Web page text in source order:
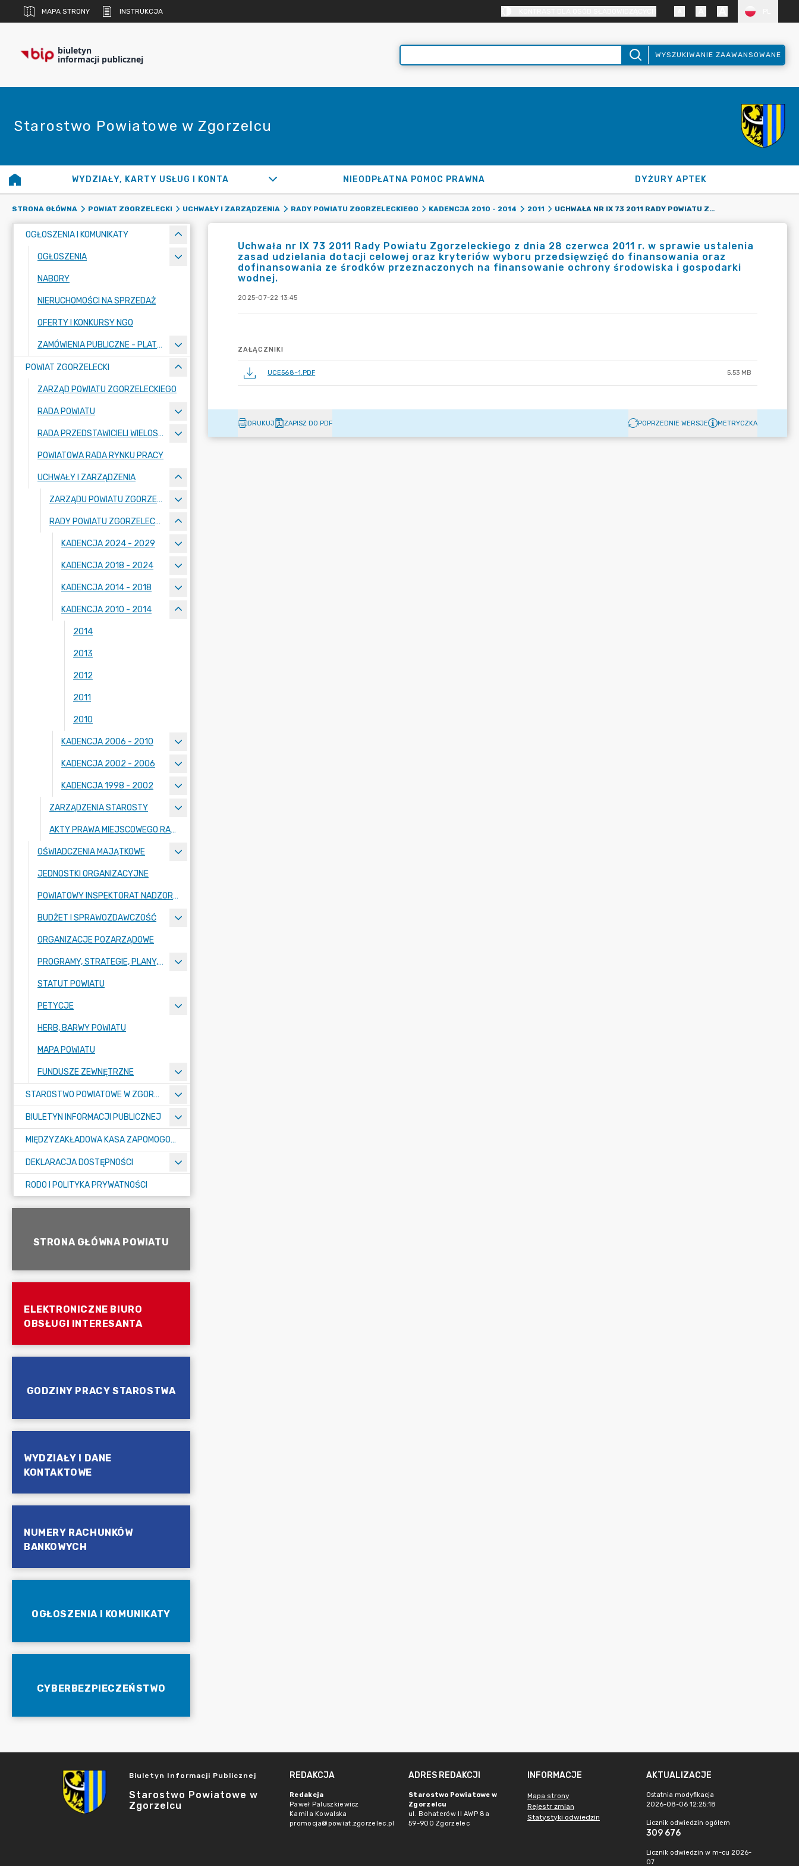
MAPA STRONY INSTRUKCJA
biuletyn
informacji publicznej WYSZUKIWANIE ZAAWANSOWANE
Starostwo Powiatowe w Zgorzelcu
WYDZIAŁY, KARTY USŁUG I KONTA NIEODPŁATNA POMOC PRAWNA DYŻURY APTEK
STRONA GŁÓWNA POWIAT ZGORZELECKI UCHWAŁY I ZARZĄDZENIA RADY POWIATU ZGORZELECKIEGO KADENCJA 2010 - 2014 2011 UCHWAŁA NR IX 73 2011 RADY POWIATU ZGORZELECKIEGO Z DNIA 28 CZERWCA 2011 R. W SPRAWIE USTALENIA ZASAD UDZIELANIA DOTACJI CELOWEJ ORAZ KRYTERIÓW WYBORU PRZEDSIĘWZIĘĆ DO FINANSOWANIA ORAZ DOFINANSOWANIA ZE ŚRODKÓW PRZEZNACZONYCH NA FINANSOWANIE OCHRONY ŚRODOWISKA I GOSPODARKI WODNEJ.
OGŁOSZENIA I KOMUNIKATY
OGŁOSZENIA
NABORY
NIERUCHOMOŚCI NA SPRZEDAŻ
OFERTY I KONKURSY NGO
ZAMÓWIENIA PUBLICZNE - PLATFORMA ZAKUPOWA
POWIAT ZGORZELECKI
ZARZĄD POWIATU ZGORZELECKIEGO
RADA POWIATU
RADA PRZEDSTAWICIELI WIELOSPECJALISTYCZNEGO ZESPOŁU OPIEKI ZDROWOTNEJ "BOLESŁAWIEC-ZGORZELEC" SAMODZIELNEGO PUBLICZNEGO ZAKŁADU OPIEKI ZDROWOTNEJ
POWIATOWA RADA RYNKU PRACY
UCHWAŁY I ZARZĄDZENIA
ZARZĄDU POWIATU ZGORZELECKIEGO
RADY POWIATU ZGORZELECKIEGO
KADENCJA 2024 - 2029
KADENCJA 2018 - 2024
KADENCJA 2014 - 2018
KADENCJA 2010 - 2014
2014
2013
2012
2011
2010
KADENCJA 2006 - 2010
KADENCJA 2002 - 2006
KADENCJA 1998 - 2002
ZARZĄDZENIA STAROSTY
AKTY PRAWA MIEJSCOWEGO RADY POWIATU ZGORZELECKIEGO
OŚWIADCZENIA MAJĄTKOWE
JEDNOSTKI ORGANIZACYJNE
POWIATOWY INSPEKTORAT NADZORU BUDOWLANEGO
BUDŻET I SPRAWOZDAWCZOŚĆ
ORGANIZACJE POZARZĄDOWE
PROGRAMY, STRATEGIE, PLANY, RAPORTY
STATUT POWIATU
PETYCJE
HERB, BARWY POWIATU
MAPA POWIATU
FUNDUSZE ZEWNĘTRZNE
STAROSTWO POWIATOWE W ZGORZELCU
BIULETYN INFORMACJI PUBLICZNEJ
MIĘDZYZAKŁADOWA KASA ZAPOMOGOWO-POŻYCZKOWA
DEKLARACJA DOSTĘPNOŚCI
RODO I POLITYKA PRYWATNOŚCI
STRONA GŁÓWNA POWIATU
ELEKTRONICZNE BIURO
OBSŁUGI INTERESANTA
GODZINY PRACY STAROSTWA
WYDZIAŁY I DANE
KONTAKTOWE
NUMERY RACHUNKÓW
BANKOWYCH
OGŁOSZENIA I KOMUNIKATY
CYBERBEZPIECZEŃSTWO
Uchwała nr IX 73 2011 Rady Powiatu Zgorzeleckiego z dnia 28 czerwca 2011 r. w sprawie ustalenia
zasad udzielania dotacji celowej oraz kryteriów wyboru przedsięwzięć do finansowania oraz
dofinansowania ze środków przeznaczonych na finansowanie ochrony środowiska i gospodarki
wodnej.
2025-07-22 13:45
ZAŁĄCZNIKI
UCE568~1.PDF 5.53 MB
DRUKUJ ZAPISZ DO PDF POPRZEDNIE WERSJE METRYCZKA
Biuletyn Informacji Publicznej
Starostwo Powiatowe w
Zgorzelcu
REDAKCJA
Redakcja
Paweł Paluszkiewicz
Kamila Kowalska
promocja@powiat.zgorzelec.pl
ADRES REDAKCJI
Starostwo Powiatowe w
Zgorzelcu
ul. Bohaterów II AWP 8a
59-900 Zgorzelec
INFORMACJE
Mapa strony
Rejestr zmian
Statystyki odwiedzin
AKTUALIZACJE
Ostatnia modyfikacja
2026-08-06 12:25:18
Licznik odwiedzin ogółem
309 676
Licznik odwiedzin w m-cu 2026-
07